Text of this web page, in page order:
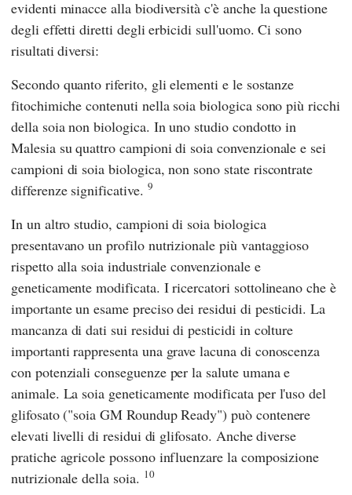
evidenti minacce alla biodiversità c'è anche la questione
degli effetti diretti degli erbicidi sull'uomo. Ci sono
risultati diversi:
Secondo quanto riferito, gli elementi e le sostanze
fitochimiche contenuti nella soia biologica sono più ricchi
della soia non biologica. In uno studio condotto in
Malesia su quattro campioni di soia convenzionale e sei
campioni di soia biologica, non sono state riscontrate
differenze significative. 9
In un altro studio, campioni di soia biologica
presentavano un profilo nutrizionale più vantaggioso
rispetto alla soia industriale convenzionale e
geneticamente modificata. I ricercatori sottolineano che è
importante un esame preciso dei residui di pesticidi. La
mancanza di dati sui residui di pesticidi in colture
importanti rappresenta una grave lacuna di conoscenza
con potenziali conseguenze per la salute umana e
animale. La soia geneticamente modificata per l'uso del
glifosato ("soia GM Roundup Ready") può contenere
elevati livelli di residui di glifosato. Anche diverse
pratiche agricole possono influenzare la composizione
nutrizionale della soia. 10